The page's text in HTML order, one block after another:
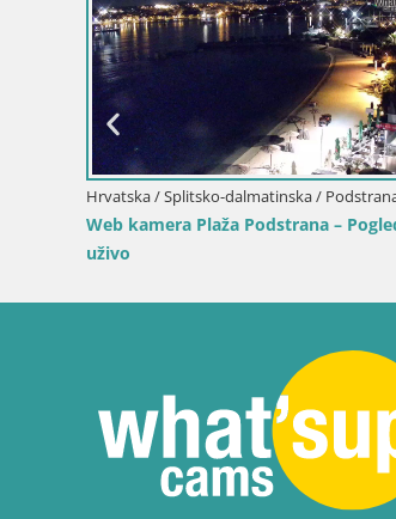
Italija / Sardinija / Muravera
Web kamera Piscina Rei – Pogled
Costa Rei, Muravera